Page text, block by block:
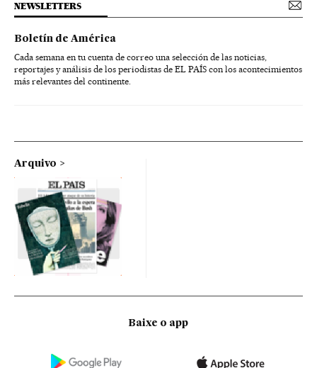
NEWSLETTERS
Boletín de América
Cada semana en tu cuenta de correo una selección de las noticias,
reportajes y análisis de los periodistas de EL PAÍS con los acontecimientos
más relevantes del continente.
Arquivo
Baixe o app